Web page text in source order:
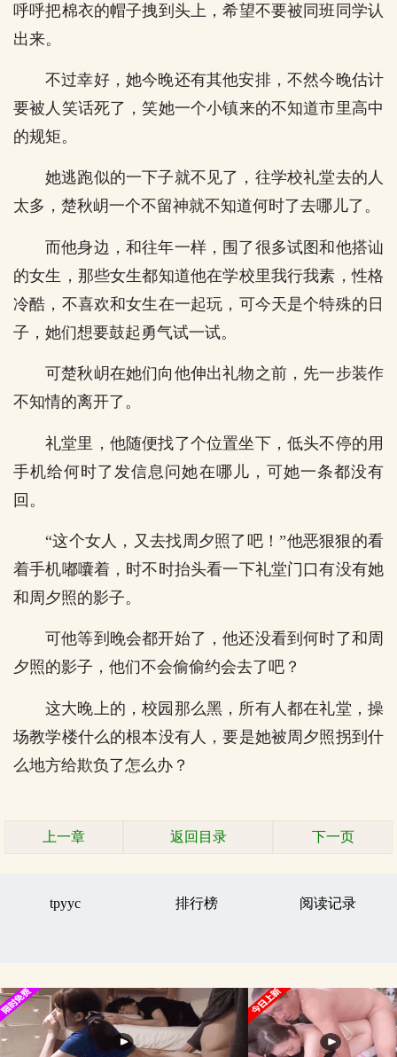
呼呼把棉衣的帽子拽到头上，希望不要被同班同学认
出来。
不过幸好，她今晚还有其他安排，不然今晚估计
要被人笑话死了，笑她一个小镇来的不知道市里高中
的规矩。
她逃跑似的一下子就不见了，往学校礼堂去的人
太多，楚秋岄一个不留神就不知道何时了去哪儿了。
而他身边，和往年一样，围了很多试图和他搭讪
的女生，那些女生都知道他在学校里我行我素，性格
冷酷，不喜欢和女生在一起玩，可今天是个特殊的日
子，她们想要鼓起勇气试一试。
可楚秋岄在她们向他伸出礼物之前，先一步装作
不知情的离开了。
礼堂里，他随便找了个位置坐下，低头不停的用
手机给何时了发信息问她在哪儿，可她一条都没有
回。
“这个女人，又去找周夕照了吧！”他恶狠狠的看
着手机嘟囔着，时不时抬头看一下礼堂门口有没有她
和周夕照的影子。
可他等到晚会都开始了，他还没看到何时了和周
夕照的影子，他们不会偷偷约会去了吧？
这大晚上的，校园那么黑，所有人都在礼堂，操
场教学楼什么的根本没有人，要是她被周夕照拐到什
么地方给欺负了怎么办？
上一章 返回目录 下一页
tpyyc 排行榜 阅读记录